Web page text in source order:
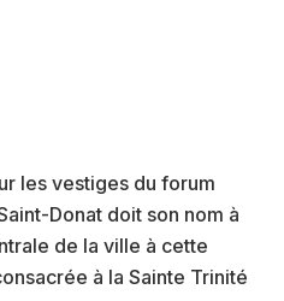
les vestiges du forum
Donat doit son nom à
de la ville à cette
à la Sainte Trinité